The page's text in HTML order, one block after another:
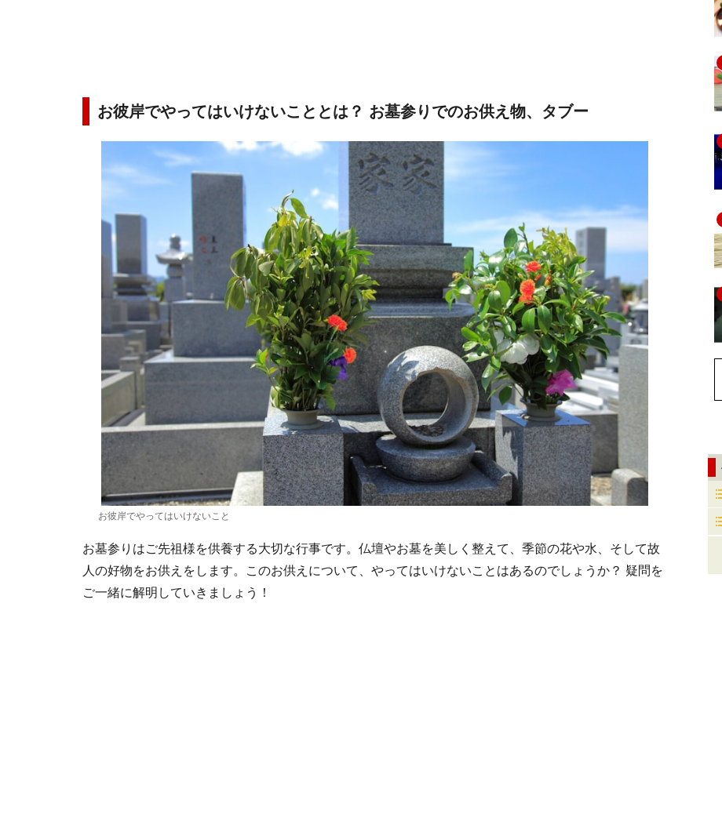
お彼岸でやってはいけないこととは？ お墓参りでのお供え物、タブー
お彼岸でやってはいけないこと
お墓参りはご先祖様を供養する大切な行事です。仏壇やお墓を美しく整えて、季節の花や水、そして故
人の好物をお供えをします。このお供えについて、やってはいけないことはあるのでしょうか？ 疑問を
ご一緒に解明していきましょう！